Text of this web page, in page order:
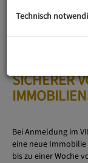
GRUNDSTÜCKE /
VIP -
SICHERER
Bei Anmeldung im
eine neue
bis zu einer Woche
Technisch